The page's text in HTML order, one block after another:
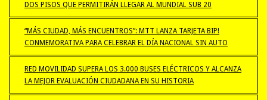
DOS PISOS QUE PERMITIRÁN LLEGAR AL MUNDIAL SUB 20
“MÁS CIUDAD, MÁS ENCUENTROS”: MTT LANZA TARJETA BIP!
CONMEMORATIVA PARA CELEBRAR EL DÍA NACIONAL SIN AUTO
RED MOVILIDAD SUPERA LOS 3.000 BUSES ELÉCTRICOS Y ALCANZA
LA MEJOR EVALUACIÓN CIUDADANA EN SU HISTORIA